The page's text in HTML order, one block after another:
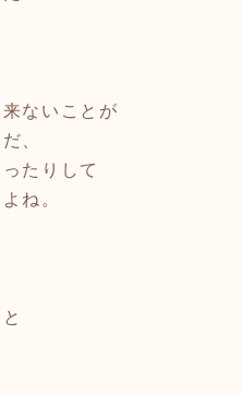
ないことが
、
たりして
ね。